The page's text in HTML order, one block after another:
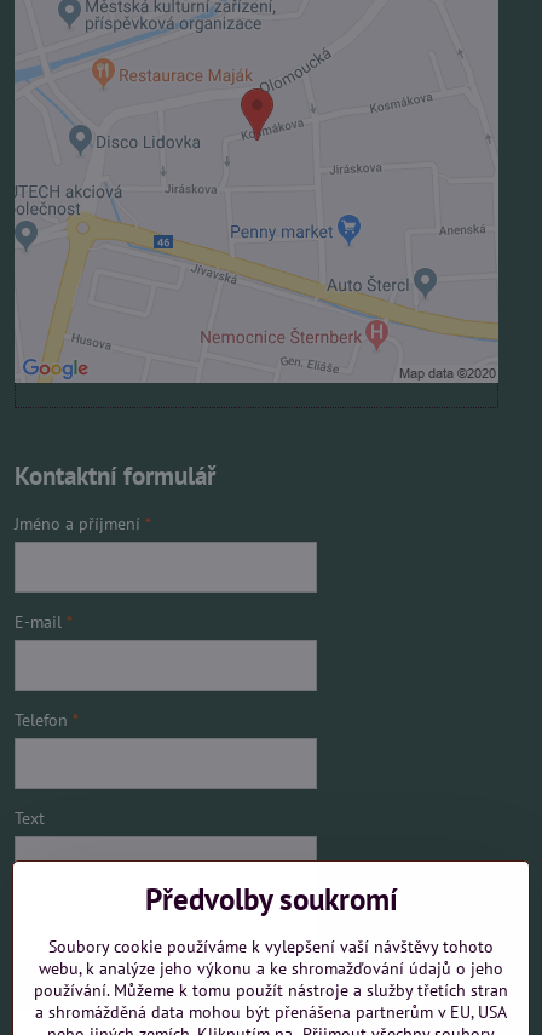
Externí obsah je blokován Volbami soukromí
Přejete si načíst externí obsah?
Povolit jednou
Povolit a zapamatovat - souhlas s druhem cookie:
Funkční
Otevřít obsah v novém okně
Kontaktní formulář
Jméno a příjmení *
E-mail *
Telefon *
Text
Mám zájem o
Předvolby soukromí
Soubory cookie používáme k vylepšení vaší návštěvy tohoto
webu, k analýze jeho výkonu a ke shromažďování údajů o jeho
používání. Můžeme k tomu použít nástroje a služby třetích stran
a shromážděná data mohou být přenášena partnerům v EU, USA